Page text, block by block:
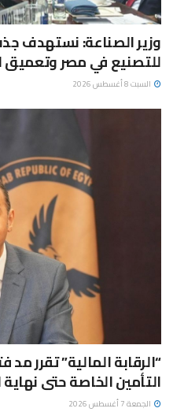
وزير الصناعة: نستهدف
للتصنيع في مصر وتعميق
السبت 8 أغسطس 2026
“الرقابة المالية” تقرر
التأمين الخاصة حتى نهاية
الجمعة 7 أغسطس 2026